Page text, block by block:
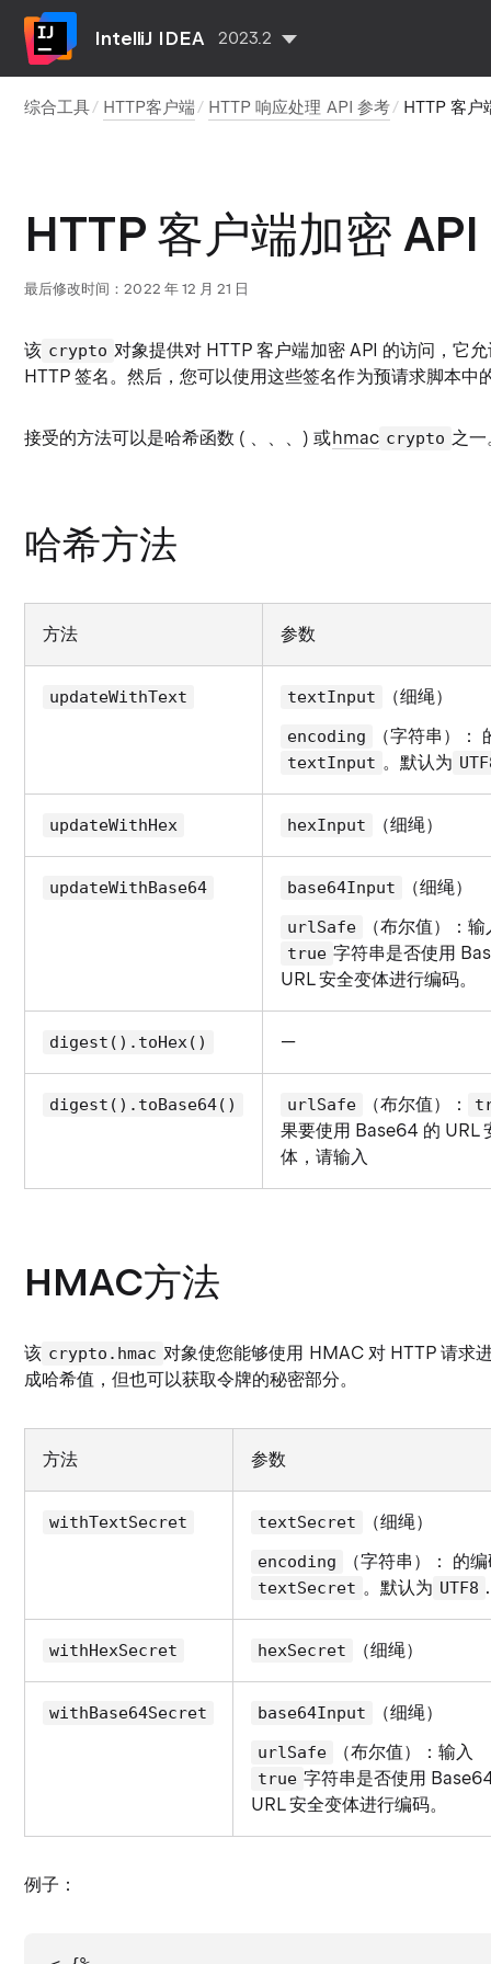
IntelliJ IDEA 2023.2
综合工具 HTTP客户端 HTTP 响应处理 API 参考 HTTP 客户
HTTP 客户端加密
最后修改时间：2022 年 12 月 21 日
该 crypto 对象提供对 HTTP 客户端加密 API 的访问，它
HTTP 签名。然后，您可以使用这些签名作为预请求脚本中
接受的方法可以是哈希函数 ( 、、、) 或hmac crypto 之一
哈希方法
方法 参数
updateWithText textInput （细绳）
encoding （字符串）：
textInput 。默认为
updateWithHex hexInput （细绳）
updateWithBase64 base64Input （细绳）
urlSafe （布尔值）：输
true 字符串是否使用
URL 安全变体进行编码。
digest().toHex() —
digest().toBase64() urlSafe （布尔值）：
果要使用 Base64 的 URL
体，请输入
HMAC方法
该 crypto.hmac 对象使您能够使用 HMAC 对 HTTP 请求
成哈希值，但也可以获取令牌的秘密部分。
方法 参数
withTextSecret textSecret （细绳）
encoding （字符串）： 的
textSecret 。默认为 UTF8 .
withHexSecret hexSecret （细绳）
withBase64Secret base64Input （细绳）
urlSafe （布尔值）：输入
true 字符串是否使用
URL 安全变体进行编码。
例子：